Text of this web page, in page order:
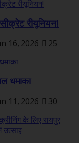
रीयूनियन!
16, 2026 25
धमाका
11, 2026 30